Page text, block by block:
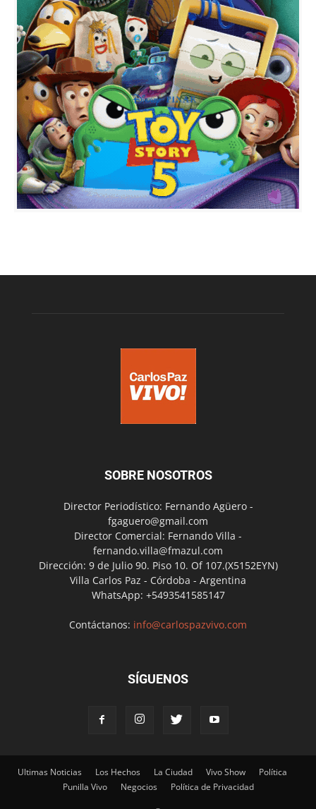
SOBRE NOSOTROS
Director Periodístico: Fernando Agüero -
fgaguero@gmail.com
Director Comercial: Fernando Villa -
fernando.villa@fmazul.com
Dirección: 9 de Julio 90. Piso 10. Of 107.(X5152EYN)
Villa Carlos Paz - Córdoba - Argentina
WhatsApp: +5493541585147
Contáctanos: info@carlospazvivo.com
SÍGUENOS
Ultimas Noticias Los Hechos La Ciudad Vivo Show
Política
Punilla Vivo
Negocios Política de Privacidad